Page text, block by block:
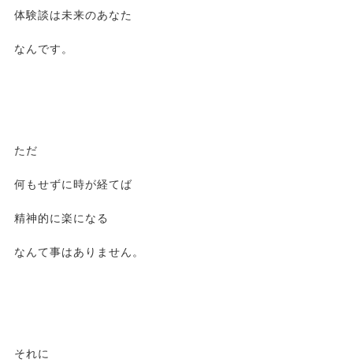
体験談は未来のあなた
なんです。
ただ
何もせずに時が経てば
精神的に楽になる
なんて事はありません。
それに